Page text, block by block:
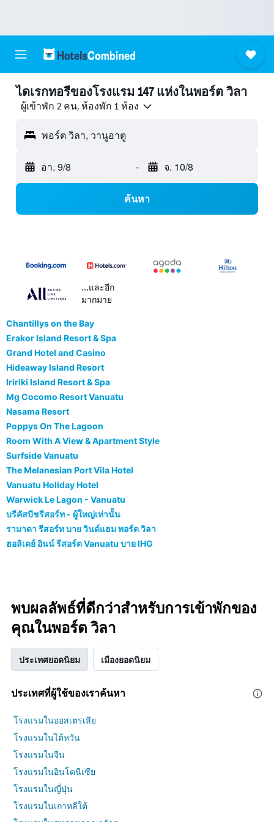
ไดเรกทอรีของโรงแรม 147 แห่งในพอร์ต วิลา
ผู้เข้าพัก 2 คน, ห้องพัก 1 ห้อง
พอร์ต วิลา, วานูอาตู
อา. 9/8 - จ. 10/8
ค้นหา
...และอีก
มากมาย
Chantillys on the Bay
Erakor Island Resort & Spa
Grand Hotel and Casino
Hideaway Island Resort
Iririki Island Resort & Spa
Mg Cocomo Resort Vanuatu
Nasama Resort
Poppys On The Lagoon
Room With A View & Apartment Style
Surfside Vanuatu
The Melanesian Port Vila Hotel
Vanuatu Holiday Hotel
Warwick Le Lagon - Vanuatu
บรีคัสบีชรีสอร์ท - ผู้ใหญ่เท่านั้น
รามาดา รีสอร์ท บาย วินด์แฮม พอร์ต วิลา
ฮอลิเดย์ อินน์ รีสอร์ต Vanuatu บาย IHG
พบผลลัพธ์ที่ดีกว่าสำหรับการเข้าพักของ
คุณในพอร์ต วิลา
ประเทศยอดนิยม เมืองยอดนิยม
ประเทศที่ผู้ใช้ของเราค้นหา
โรงแรมในออสเตรเลีย
โรงแรมในไต้หวัน
โรงแรมในจีน
โรงแรมในอินโดนีเซีย
โรงแรมในญี่ปุ่น
โรงแรมในเกาหลีใต้